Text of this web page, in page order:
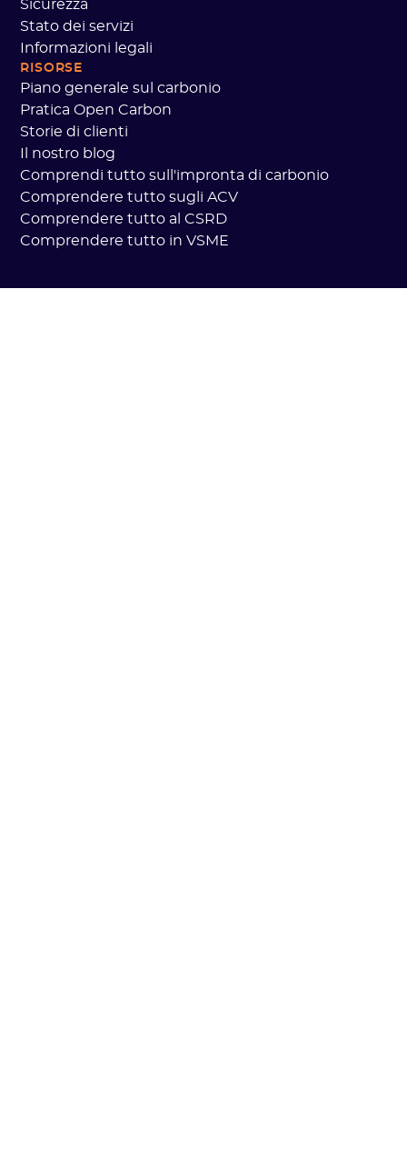
Sicurezza
Stato dei servizi
Informazioni legali
RISORSE
Piano generale sul carbonio
Pratica Open Carbon
Storie di clienti
Il nostro blog
Comprendi tutto sull'impronta di carbonio
Comprendere tutto sugli ACV
Comprendere tutto al CSRD
Comprendere tutto in VSME